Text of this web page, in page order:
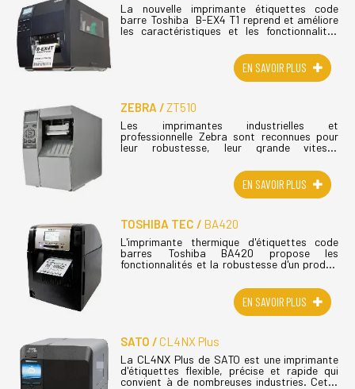
La nouvelle imprimante étiquettes code
barre Toshiba B-EX4 T1 reprend et améliore
les caractéristiques et les fonctionnalités
augmenter encore leurs
performances. Toshiba (...)EN SAVOIR PLUS
ZEBRA ZT510
Les imprimantes industrielles et
professionnelle Zebra sont reconnues pour
leur robustesse, leur grande vitesse
ﬁabilité sans précédent. Bien qu'économique,
EN SAVOIR PLUS
TOSHIBA TEC BA420
L'imprimante thermique d'étiquettes code
barres Toshiba BA420 propose les
fonctionnalités et la robustesse d'un produit
facilité d'utilisation d'une imprimante (...)
EN SAVOIR PLUS
SATO CL4NX Plus
La CL4NX Plus de SATO est une imprimante
d'étiquettes flexible, précise et rapide qui
convient à de nombreuses industries. Cette